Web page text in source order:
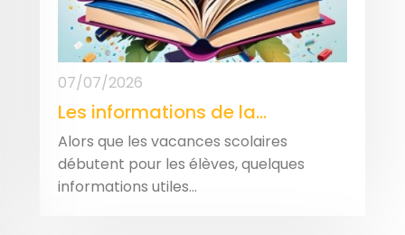
07/07/2026
Les informations de la...
Alors que les vacances scolaires
débutent pour les élèves, quelques
informations utiles...